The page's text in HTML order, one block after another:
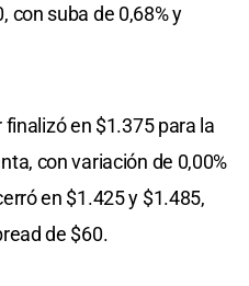
con suba de 0,68% y
finalizó en $1.375 para la
con variación de 0,00%
en $1.425 y $1.485,
de $60.